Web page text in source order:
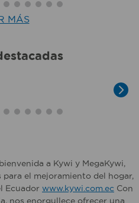
MÁS
a Kywi y MegaKywi,
el mejoramiento del hogar,
Ecuador www.kywi.com.ec Con
nos enorgullece ofrecer una